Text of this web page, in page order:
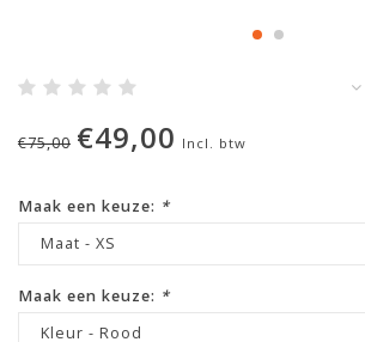
€75,00 €49,00 Incl. btw
Maak een keuze: *
Maat - XS
Maak een keuze: *
Kleur - Rood